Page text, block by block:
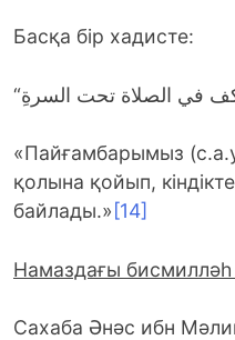
Басқа бір хадисте:
في الصلاة تحت السرةِ
«Пайғамбарымыз
қолына қойып,
байлады.» [14]
Намаздағы бисмилләһ
Сахаба Әнәс ибн